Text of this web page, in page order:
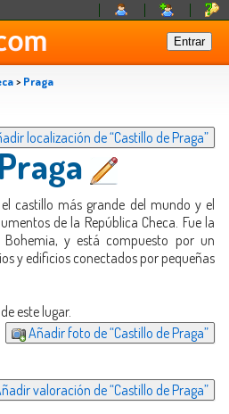
> Praga
localización de “Castillo de Praga”
castillo más grande del mundo y el
de la República Checa. Fue la
Bohemia, y está compuesto por un
y edificios conectados por pequeñas
este lugar.
Añadir foto de “Castillo de Praga”
valoración de “Castillo de Praga”